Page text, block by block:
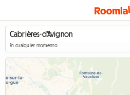
En cualquier momento